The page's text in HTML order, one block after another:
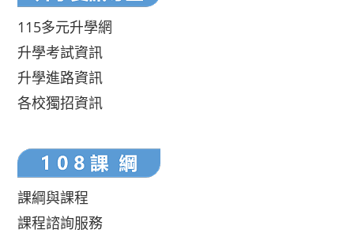
115多元升學網
升學考試資訊
升學進路資訊
各校獨招資訊
課綱與課程
課程諮詢服務